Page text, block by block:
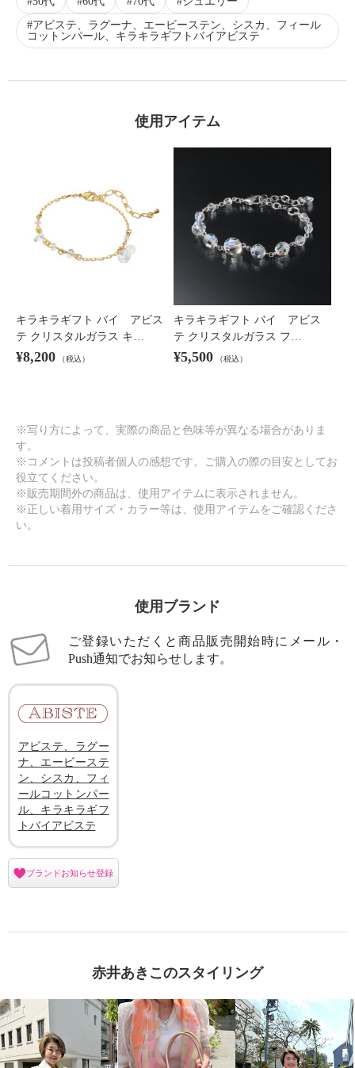
アビステ、ラグーナ、エービーステン、シスカ、フィール
コットンパール、キラキラギフトバイアビステ
使用アイテム
キラキラギフト バイ アビス
テ クリスタルガラス キ…
¥8,200 （税込）
キラキラギフト バイ アビス
テ クリスタルガラス フ…
¥5,500 （税込）
※写り方によって、実際の商品と色味等が異なる場合がありま
す。
※コメントは投稿者個人の感想です。ご購入の際の目安としてお
役立てください。
※販売期間外の商品は、使用アイテムに表示されません。
※正しい着用サイズ・カラー等は、使用アイテムをご確認くださ
い。
使用ブランド
ご登録いただくと商品販売開始時にメール・
Push通知でお知らせします。
アビステ、ラグー
ナ、エービーステ
ン、シスカ、フィ
ールコットンパー
ル、キラキラギフ
トバイアビステ
ブランドお知らせ登録
赤井あきこのスタイリング